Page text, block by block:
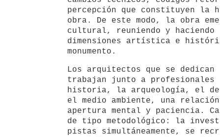
percepción que constituyen la
obra. De este modo, la obra
cultural, reuniendo y haciendo
dimensiones artística e
monumento.
Los arquitectos que se
trabajan junto a profesionales
historia, la arqueología, el
el medio ambiente, una
apertura mental y paciencia.
de tipo metodológico: la
pistas simultáneamente, se